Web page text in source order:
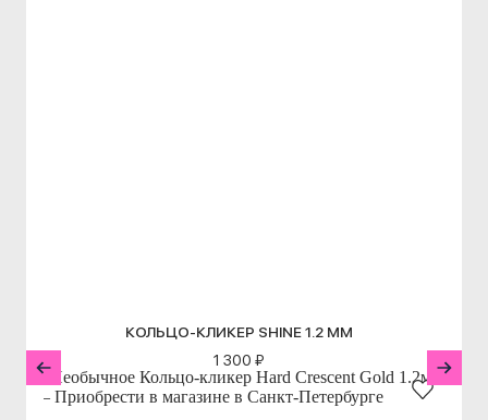
КОЛЬЦО-КЛИКЕР SHINE 1.2 ММ
1 300 ₽